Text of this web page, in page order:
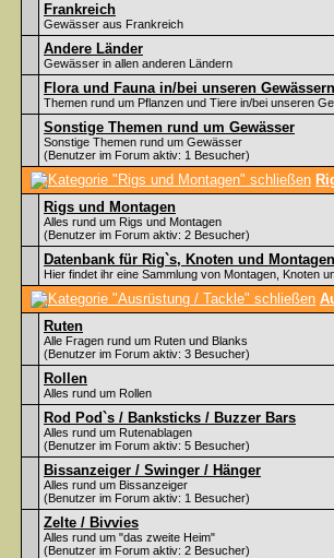
Frankreich
Gewässer aus Frankreich
Andere Länder
Gewässer in allen anderen Ländern
Flora und Fauna in/bei unseren Gewässern
Themen rund um Pflanzen und Tiere in/bei unseren
Sonstige Themen rund um Gewässer
Sonstige Themen rund um Gewässer
(Benutzer im Forum aktiv: 1 Besucher)
Rigs und Montagen
Alles rund um Rigs und Montagen
(Benutzer im Forum aktiv: 2 Besucher)
Datenbank für Rig`s, Knoten und Montagen
Hier findet ihr eine Sammlung von Montagen, Knoten
Ruten
Alle Fragen rund um Ruten und Blanks
(Benutzer im Forum aktiv: 3 Besucher)
Rollen
Alles rund um Rollen
Rod Pod`s / Banksticks / Buzzer Bars
Alles rund um Rutenablagen
(Benutzer im Forum aktiv: 5 Besucher)
Bissanzeiger / Swinger / Hänger
Alles rund um Bissanzeiger
(Benutzer im Forum aktiv: 1 Besucher)
Zelte / Bivvies
Alles rund um "das zweite Heim"
(Benutzer im Forum aktiv: 2 Besucher)